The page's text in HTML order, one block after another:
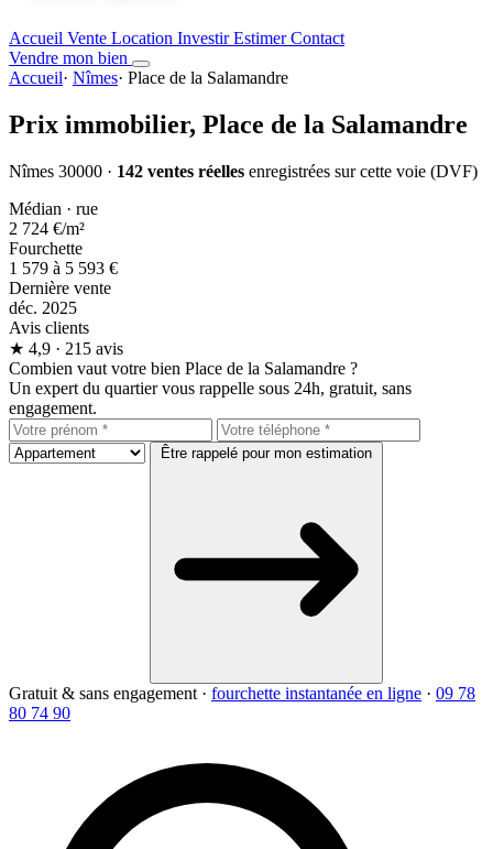
Accueil Vente Location InvestirEstimerContact
Vendre mon bien
Accueil· Nîmes· Place de la Salamandre
Prix immobilier, Place de la Salamandre
Nîmes 30000 · 142 ventes réelles enregistrées sur cette voie (DVF)
Médian · rue
2 724 €/m²
Fourchette
1 579 à 5 593 €
Dernière vente
déc. 2025
Avis clients
★ 4,9 · 215 avis
Combien vaut votre bien Place de la Salamandre ?
Un expert du quartier vous rappelle sous 24h, gratuit, sans
engagement.
Être rappelé pour mon estimation
Gratuit & sans engagement · fourchette instantanée en ligne · 09 78
80 74 90